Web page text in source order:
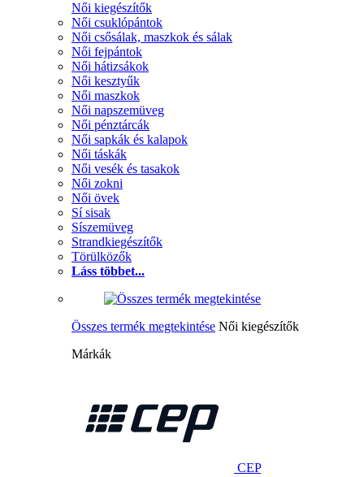
Női kiegészítők
Női csuklópántok
Női csősálak, maszkok és sálak
Női fejpántok
Női hátizsákok
Női kesztyűk
Női maszkok
Női napszemüveg
Női pénztárcák
Női sapkák és kalapok
Női táskák
Női vesék és tasakok
Női zokni
Női övek
Sí sisak
Síszemüveg
Strandkiegészítők
Törülközők
Láss többet...
Összes termék megtekintése Női kiegészítők
Márkák
CEP